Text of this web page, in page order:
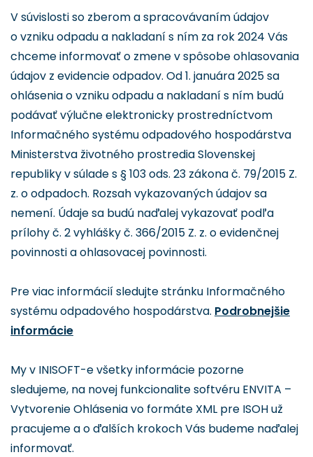
V súvislosti so zberom a spracovávaním údajov
o vzniku odpadu a nakladaní s ním za rok 2024 Vás
chceme informovať o zmene v spôsobe ohlasovania
údajov z evidencie odpadov. Od 1. januára 2025 sa
ohlásenia o vzniku odpadu a nakladaní s ním budú
podávať výlučne elektronicky prostredníctvom
Informačného systému odpadového hospodárstva
Ministerstva životného prostredia Slovenskej
republiky v súlade s § 103 ods. 23 zákona č. 79/2015 Z.
z. o odpadoch. Rozsah vykazovaných údajov sa
nemení. Údaje sa budú naďalej vykazovať podľa
prílohy č. 2 vyhlášky č. 366/2015 Z. z. o evidenčnej
povinnosti a ohlasovacej povinnosti.
Pre viac informácií sledujte stránku Informačného
systému odpadového hospodárstva. Podrobnejšie
informácie
My v INISOFT-e všetky informácie pozorne
sledujeme, na novej funkcionalite softvéru ENVITA –
Vytvorenie Ohlásenia vo formáte XML pre ISOH už
pracujeme a o ďalších krokoch Vás budeme naďalej
informovať.